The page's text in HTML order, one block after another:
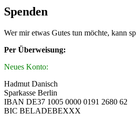
Spenden
Wer mir etwas Gutes tun möchte, kann
Per Überweisung:
Neues Konto:
Hadmut Danisch
Sparkasse Berlin
IBAN DE37 1005 0000 0191 2680 62
BIC BELADEBEXXX